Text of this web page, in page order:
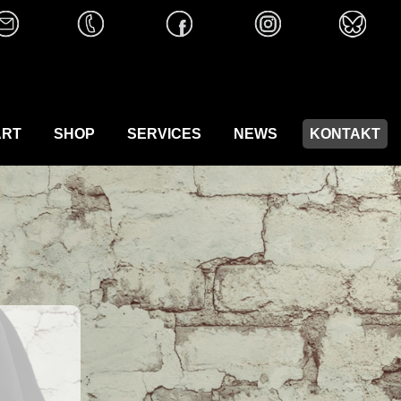
SHOP SERVICES NEWS KONTAKT